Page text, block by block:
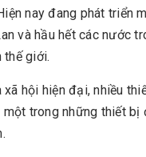
nay đang phát triển
và hầu hết các nước
thế giới.
hội hiện đại, nhiều
một trong những thiết bị